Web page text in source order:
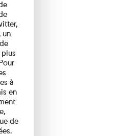
un
à
en
de